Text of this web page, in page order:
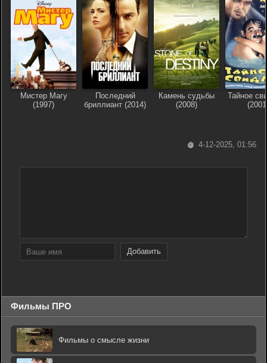
Мистер Магу
(1997)
Последний
бриллиант (2014)
Камень судьбы
(2008)
Тайное
4-12-2025, 01:56
Добавить
Фильмы ПРО
Фильмы о смысле жизни